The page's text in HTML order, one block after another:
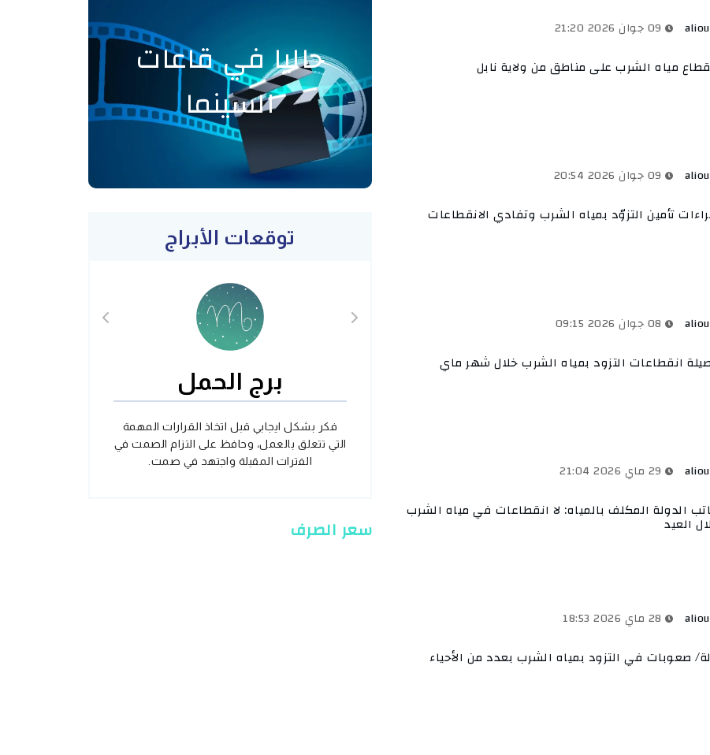
09 جوان 2026 21:20
مياه الشرب على مناطق من ولاية نابل
09 جوان 2026 20:54
تأمين التزوّد بمياه الشرب وتفادي الانقطاعات
08 جوان 2026 09:15
انقطاعات التزود بمياه الشرب خلال شهر ماي
29 ماي 2026 21:04
الدولة المكلف بالمياه: لا انقطاعات في مياه الشرب
العيد
28 ماي 2026 18:53
صعوبات في التزود بمياه الشرب بعدد من الأحياء
حاليا في قاعات
السينما
توقعات الأبراج
برج الحمل
فكر بشكل ايجابي قبل اتخاذ القرارات المهمة
التي تتعلق بالعمل، وحافظ على التزام الصمت في
الفترات المقبلة واجتهد في صمت.
سعر الصرف